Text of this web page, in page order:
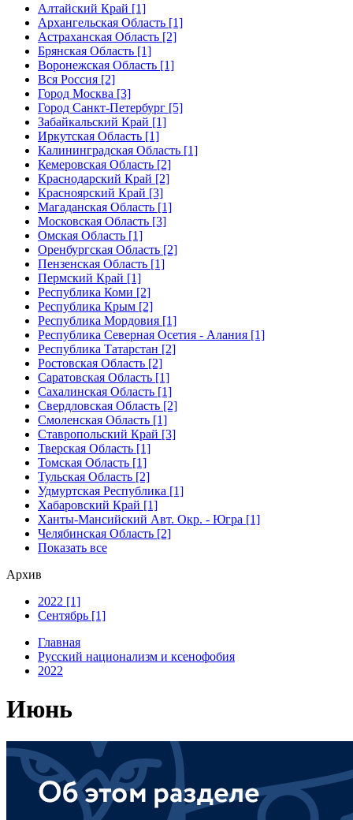
Алтайский Край [1]
Архангельская Область [1]
Астраханская Область [2]
Брянская Область [1]
Воронежская Область [1]
Вся Россия [2]
Город Москва [3]
Город Санкт-Петербург [5]
Забайкальский Край [1]
Иркутская Область [1]
Калининградская Область [1]
Кемеровская Область [2]
Краснодарский Край [2]
Красноярский Край [3]
Магаданская Область [1]
Московская Область [3]
Омская Область [1]
Оренбургская Область [2]
Пензенская Область [1]
Пермский Край [1]
Республика Коми [2]
Республика Крым [2]
Республика Мордовия [1]
Республика Северная Осетия - Алания [1]
Республика Татарстан [2]
Ростовская Область [2]
Саратовская Область [1]
Сахалинская Область [1]
Свердловская Область [2]
Смоленская Область [1]
Ставропольский Край [3]
Тверская Область [1]
Томская Область [1]
Тульская Область [2]
Удмуртская Республика [1]
Хабаровский Край [1]
Ханты-Мансийский Авт. Окр. - Югра [1]
Челябинская Область [2]
Показать все
Архив
2022 [1]
Сентябрь [1]
Главная
Русский национализм и ксенофобия
2022
Июнь